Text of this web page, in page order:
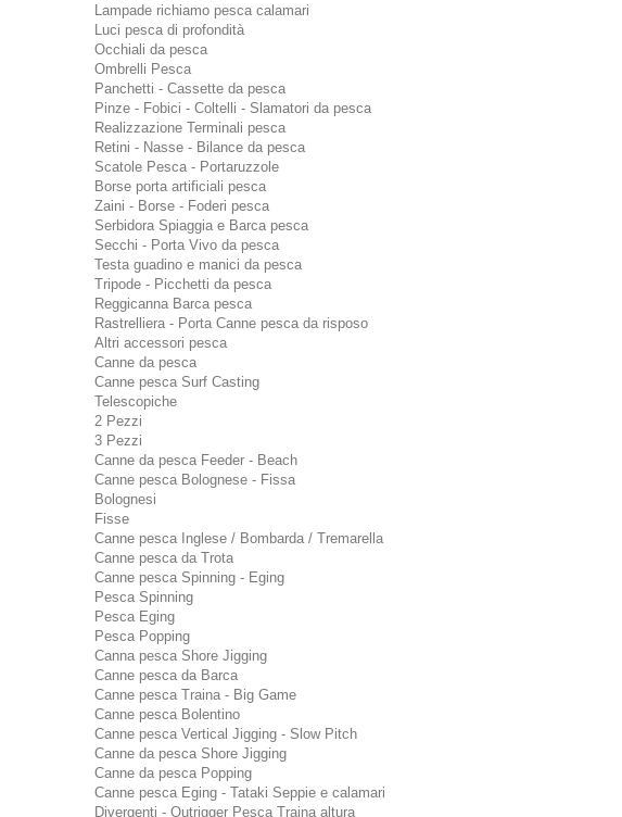
Lampade richiamo pesca calamari
Luci pesca di profondità
Occhiali da pesca
Ombrelli Pesca
Panchetti - Cassette da pesca
Pinze - Fobici - Coltelli - Slamatori da pesca
Realizzazione Terminali pesca
Retini - Nasse - Bilance da pesca
Scatole Pesca - Portaruzzole
Borse porta artificiali pesca
Zaini - Borse - Foderi pesca
Serbidora Spiaggia e Barca pesca
Secchi - Porta Vivo da pesca
Testa guadino e manici da pesca
Tripode - Picchetti da pesca
Reggicanna Barca pesca
Rastrelliera - Porta Canne pesca da risposo
Altri accessori pesca
Canne da pesca
Canne pesca Surf Casting
Telescopiche
2 Pezzi
3 Pezzi
Canne da pesca Feeder - Beach
Canne pesca Bolognese - Fissa
Bolognesi
Fisse
Canne pesca Inglese / Bombarda / Tremarella
Canne pesca da Trota
Canne pesca Spinning - Eging
Pesca Spinning
Pesca Eging
Pesca Popping
Canna pesca Shore Jigging
Canne pesca da Barca
Canne pesca Traina - Big Game
Canne pesca Bolentino
Canne pesca Vertical Jigging - Slow Pitch
Canne da pesca Shore Jigging
Canne da pesca Popping
Canne pesca Eging - Tataki Seppie e calamari
Divergenti - Outrigger Pesca Traina altura